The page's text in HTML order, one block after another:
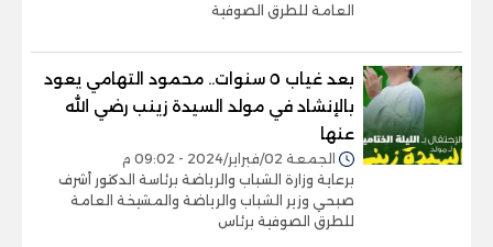
العامة للطرق الصوفية
بعد غياب ٥ سنوات.. محمود التهامي يعود
بالإنشاد في مولد السيدة زينب رضي الله
عنها
الجمعة 02/فبراير/2024 - 09:02 م
برعاية وزارة الشباب والرياضة برئاسة الدكتور أشرف
صبحي وزير الشباب والرياضة والمشيخة العامة
للطرق الصوفية برئاس